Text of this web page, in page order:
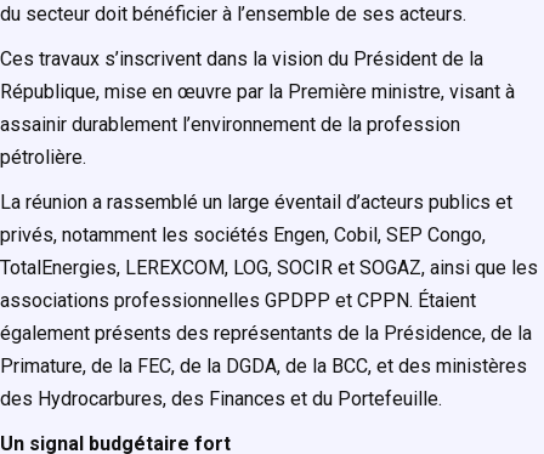
du secteur doit bénéficier à l’ensemble de ses acteurs.
Ces travaux s’inscrivent dans la vision du Président de la
République, mise en œuvre par la Première ministre, visant à
assainir durablement l’environnement de la profession
pétrolière.
La réunion a rassemblé un large éventail d’acteurs publics et
privés, notamment les sociétés Engen, Cobil, SEP Congo,
TotalEnergies, LEREXCOM, LOG, SOCIR et SOGAZ, ainsi que les
associations professionnelles GPDPP et CPPN. Étaient
également présents des représentants de la Présidence, de la
Primature, de la FEC, de la DGDA, de la BCC, et des ministères
des Hydrocarbures, des Finances et du Portefeuille.
Un signal budgétaire fort